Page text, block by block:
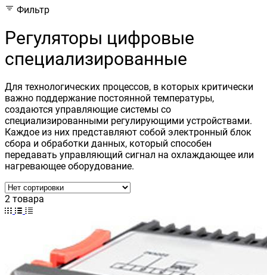
Фильтр
Регуляторы цифровые
специализированные
Для технологических процессов, в которых критически
важно поддержание постоянной температуры,
создаются управляющие системы со
специализированными регулирующими устройствами.
Каждое из них представляют собой электронный блок
сбора и обработки данных, который способен
передавать управляющий сигнал на охлаждающее или
нагревающее оборудование.
2 товара